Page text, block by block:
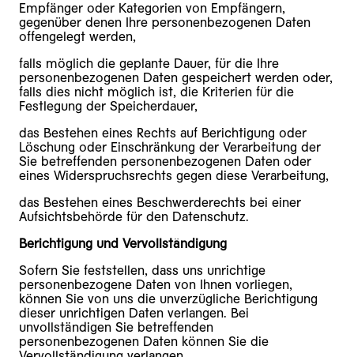
Empfänger oder Kategorien von Empfängern,
gegenüber denen Ihre personenbezogenen Daten
offengelegt werden,
falls möglich die geplante Dauer, für die Ihre
personenbezogenen Daten gespeichert werden oder,
falls dies nicht möglich ist, die Kriterien für die
Festlegung der Speicherdauer,
das Bestehen eines Rechts auf Berichtigung oder
Löschung oder Einschränkung der Verarbeitung der
Sie betreffenden personenbezogenen Daten oder
eines Widerspruchsrechts gegen diese Verarbeitung,
das Bestehen eines Beschwerderechts bei einer
Aufsichtsbehörde für den Datenschutz.
Berichtigung und Vervollständigung
Sofern Sie feststellen, dass uns unrichtige
personenbezogene Daten von Ihnen vorliegen,
können Sie von uns die unverzügliche Berichtigung
dieser unrichtigen Daten verlangen. Bei
unvollständigen Sie betreffenden
personenbezogenen Daten können Sie die